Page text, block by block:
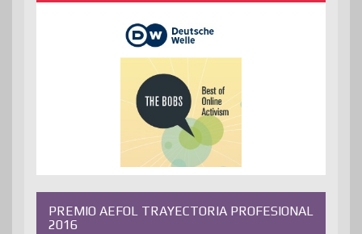
PREMIO AEFOL TRAYECTORIA PROFESIONAL
2016